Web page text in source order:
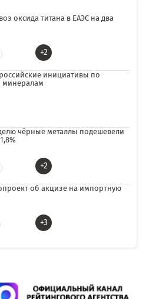
оксида титана в ЕАЭС на два
+2
инициативы по
минералам
чёрные металлы подешевели
+2
об акцизе на импортную
+3